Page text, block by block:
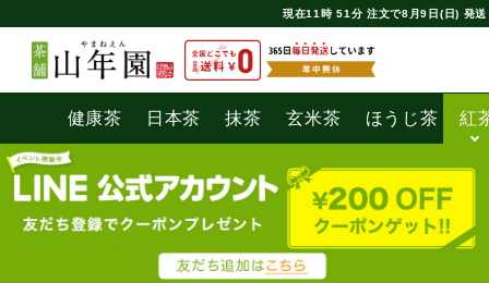
現在11時 51分 注文で8月9日(日) 発送
健康茶 日本茶 抹茶 玄米茶 ほうじ茶 紅